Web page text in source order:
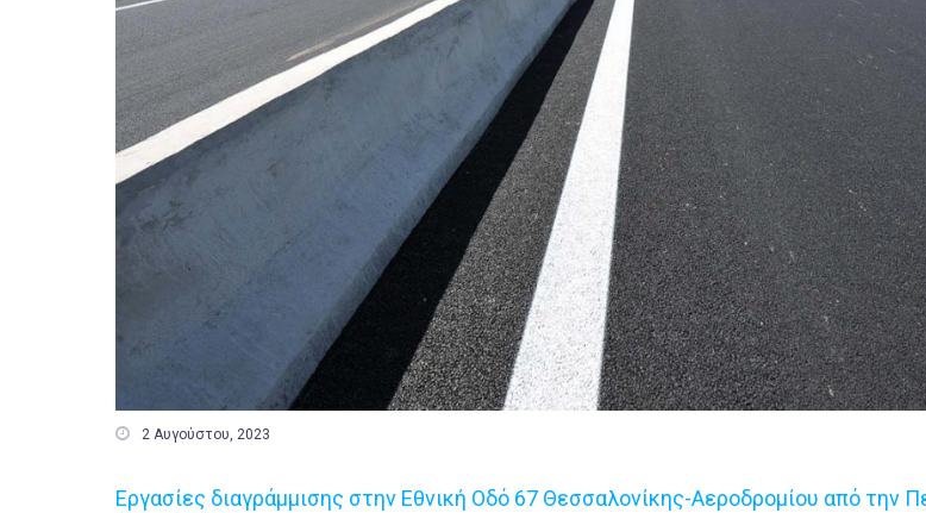
 2 Αυγούστου, 2023
Εργασίες διαγράμμισης στην Εθνική Οδό 67 Θεσσαλονίκης-Αεροδρομίου από την